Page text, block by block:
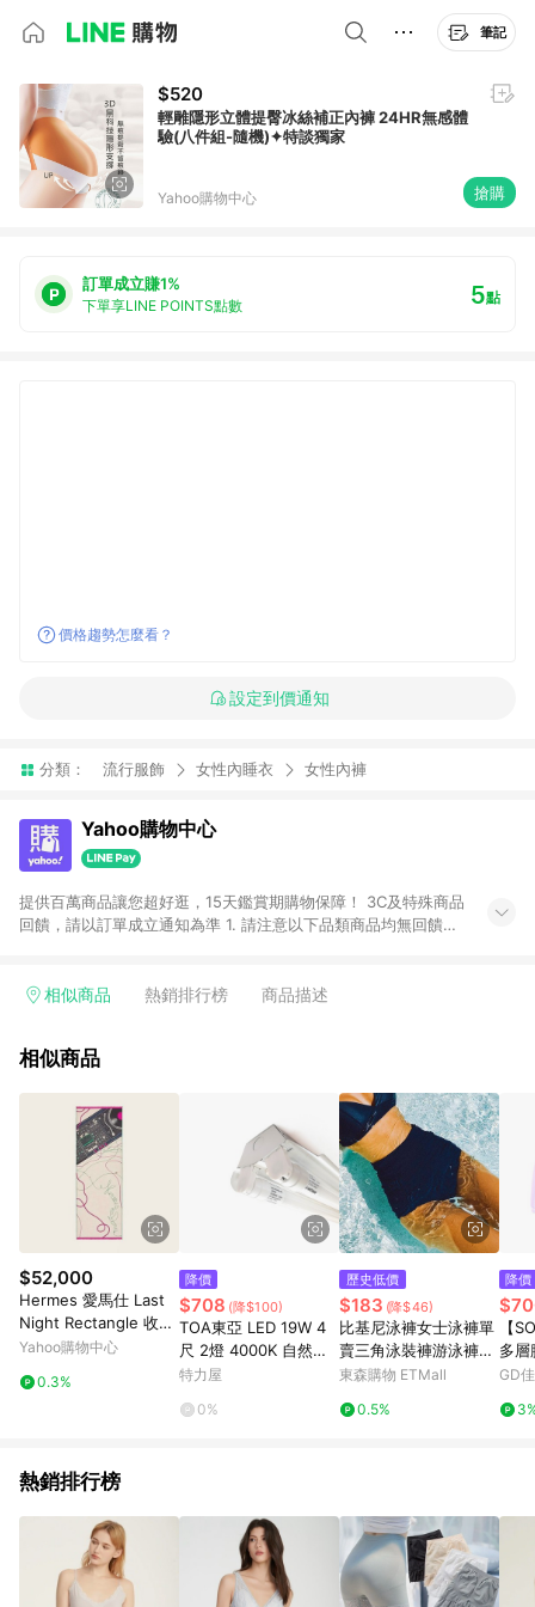
筆記
$520
輕雕隱形立體提臀冰絲補正內褲 24HR無感體
驗(八件組-隨機)✦特談獨家
Yahoo購物中心 搶購
訂單成立賺1%
下單享LINE POINTS點數 5點
價格趨勢怎麼看？
設定到價通知
分類： 流行服飾 女性內睡衣 女性內褲
Yahoo購物中心
提供百萬商品讓您超好逛，15天鑑賞期購物保障！ 3C及特殊商品
回饋，請以訂單成立通知為準 1. 請注意以下品類商品均無回饋：
電玩/遊戲/相機/單眼/鏡頭/拍立得 [2024/6/1起適用] -內接硬
的購回饋活動享Yahoo超贈點回饋者 - 購物中心商店之商品：商
3. 訂單回饋金額將扣除運費/購物金/超贈點/福利金/紅利折抵/折
價券等虛擬貨幣折抵 4. 大宗採購或批發轉賣不具回饋資格： 如
有相關事證認定您為大宗採購、批發轉賣而非最終消費使用者，
相關認定以Yahoo購物中心之認定為準
相似商品 熱銷排行榜 商品描述
相似商品
$52,000
Hermes 愛馬仕 Last
Night Rectangle 收音
機絲巾 米色（63*180c
Yahoo購物中心
0.3%
降價
$708 (降$100)
TOA東亞 LED 19W 4
尺 2燈 4000K 自然光
全電壓 工事燈 烤漆反
特力屋
0%
歷史低價
$183 (降$46)
比基尼泳褲女士泳褲單
賣三角泳裝褲游泳褲大
碼速干防走光平角褲
東森購物 ETMall
0.5%
降價
【
多層
綠/
GD
熱銷排行榜